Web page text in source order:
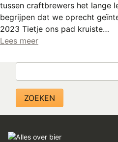
Topmenu
BLOG
AANBOD
tussen craftbrewers het lange
begrijpen dat we oprecht
2023 Tietje ons pad kruiste…
Lees meer